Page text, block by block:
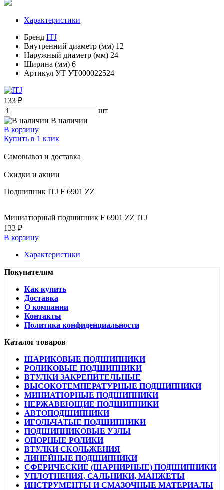
Характеристики
Бренд ITJ
Внутренний диаметр (мм) 12
Наружный диаметр (мм) 24
Ширина (мм) 6
Артикул УТ УТ000022524
133 ₽
шт
В наличии
В корзину
Купить в 1 клик
Самовывоз и доставка
Скидки и акции
Подшипник ITJ F 6901 ZZ
Миниатюрный подшипник F 6901 ZZ ITJ
133 ₽
В корзину
Характеристики
Покупателям
Как купить
Доставка
О компании
Контакты
Политика конфиденциальности
Каталог товаров
ШАРИКОВЫЕ ПОДШИПНИКИ
РОЛИКОВЫЕ ПОДШИПНИКИ
ВТУЛКИ ЗАКРЕПИТЕЛЬНЫЕ
ВЫСОКОТЕМПЕРАТУРНЫЕ ПОДШИПНИКИ
МИНИАТЮРНЫЕ ПОДШИПНИКИ
НЕРЖАВЕЮЩИЕ ПОДШИПНИКИ
АВТОПОДШИПНИКИ
ИГОЛЬЧАТЫЕ ПОДШИПНИКИ
ПОДШИПНИКОВЫЕ УЗЛЫ
ОПОРНЫЕ РОЛИКИ
ВТУЛКИ СКОЛЬЖЕНИЯ
ЛИНЕЙНЫЕ ПОДШИПНИКИ
СФЕРИЧЕСКИЕ (ШАРНИРНЫЕ) ПОДШИПНИКИ
УПЛОТНЕНИЯ, САЛЬНИКИ, МАНЖЕТЫ
ИНСТРУМЕНТЫ И СМАЗОЧНЫЕ МАТЕРИАЛЫ